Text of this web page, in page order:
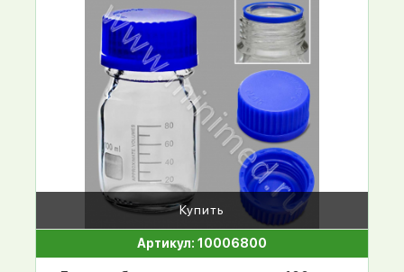
Купить
Артикул: 10006800